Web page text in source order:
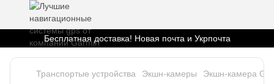
Бесплатная доставка! Новая почта и Укрпочта
Транспортые устройства Экшн-камеры Экшн-камера